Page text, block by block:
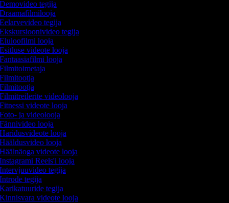
tegija
tegija
tegija
looja
videote looja
looja
videolooja
videote looja
ja videolooja
looja
looja
looja
videote looja
Reels'i looja
tegija
tegija
tegija
videote looja